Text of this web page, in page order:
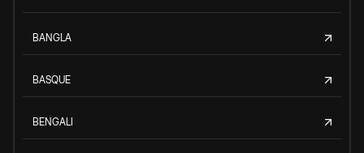
BANGLA
BASQUE
BENGALI